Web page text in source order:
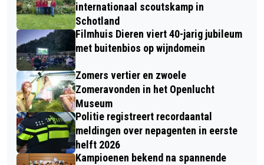
internationaal scoutskamp in
Schotland
Filmhuis Dieren viert 40-jarig jubileum
met buitenbios op wijndomein
Zomers vertier en zwoele
Zomeravonden in het Openlucht
Museum
Politie registreert recordaantal
meldingen over nepagenten in eerste
helft 2026
Kampioenen bekend na spannende